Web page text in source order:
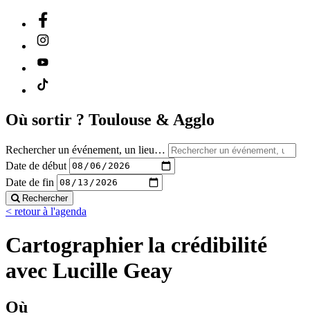
Où sortir ? Toulouse & Agglo
Rechercher un événement, un lieu…
Date de début
Date de fin
Rechercher
< retour à l'agenda
Cartographier la crédibilité
avec Lucille Geay
Où